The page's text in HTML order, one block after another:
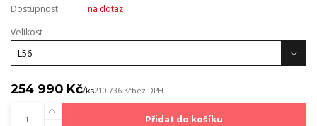
Dostupnost
na dotaz
Velikost
254 990 Kč/ks210 736 Kčbez DPH
Přidat do košíku